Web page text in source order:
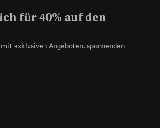
für 40% auf den
exklusiven Angeboten, spannenden